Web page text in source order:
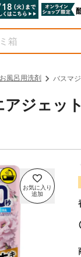
お風呂用洗剤 バスマ
ジェッ